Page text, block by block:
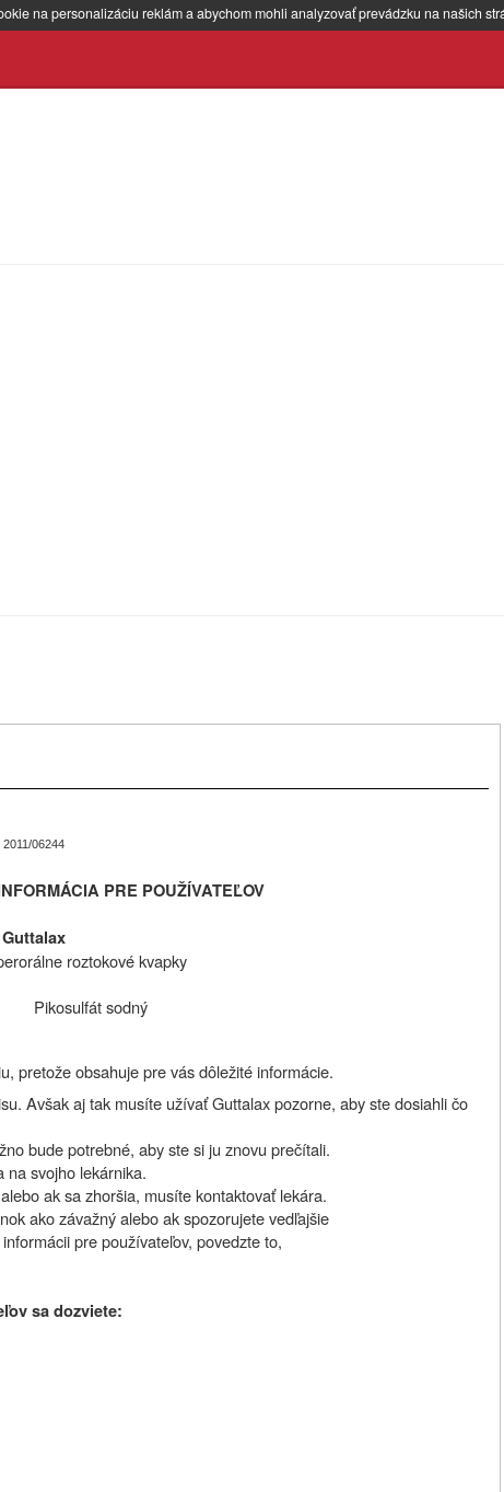
na personalizáciu reklám a abychom mohli analyzovať prevádzku na našich
2011/06244
PRE POUŽÍVATEĽOV
Guttalax
roztokové kvapky
Pikosulfát sodný
pretože obsahuje pre vás dôležité informácie.
Avšak aj tak musíte užívať Guttalax pozorne, aby ste dosiahli čo
bude potrebné, aby ste si ju znovu prečítali.
na svojho lekárnika.
ak sa zhoršia, musíte kontaktovať lekára.
ako závažnýalebo ak spozorujete vedľajšie
pre používateľov, povedzte to,
sa dozviete: